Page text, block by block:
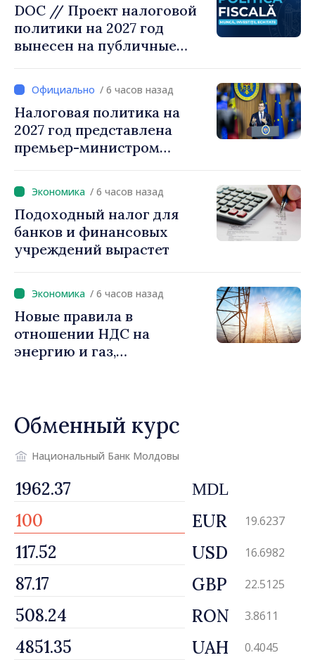
DOC // Проект налоговой
политики на 2027 год
вынесен на публичные
/ 6 часов назад
Налоговая политика на
2027 год представлена
премьер-министром
снижение налоговой
нагрузки на труд,
стимулирование
инвестиций и более
справедливое
/ 6 часов назад
Подоходный налог для
банков и финансовых
учреждений вырастет
/ 6 часов назад
Новые правила в
отношении НДС на
энергию и газ,
Обменный курс
Национальный Банк Молдовы
MDL
EUR 19.6237
USD 16.6982
GBP 22.5125
RON 3.8611
UAH 0.4045